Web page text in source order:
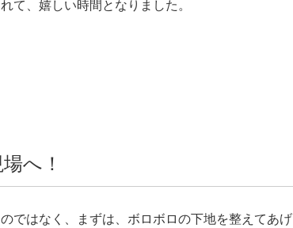
て、嬉しい時間となりました。
へ！
ではなく、まずは、ボロボロの下地を整えてあげ